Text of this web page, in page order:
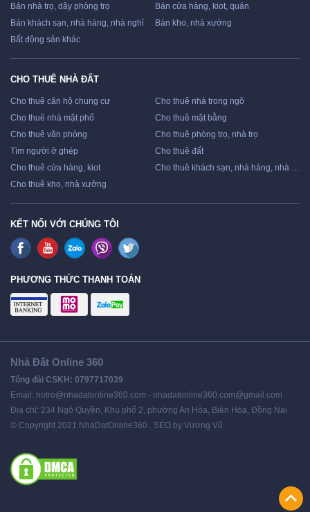
Bán nhà trọ, dãy phòng trọ
Bán cửa hàng, kiot, quán
Bán khách sạn, nhà hàng, nhà nghỉ
Bán kho, nhà xưởng
Bất động sản khác
CHO THUÊ NHÀ ĐẤT
Cho thuê căn hộ chung cư
Cho thuê nhà trong ngõ
Cho thuê nhà mặt phố
Cho thuê mặt bằng
Cho thuê văn phòng
Cho thuê phòng trọ, nhà trọ
Tìm người ở ghép
Cho thuê đất
Cho thuê cửa hàng, kiot
Cho thuê khách sạn, nhà hàng, nhà nghỉ
Cho thuê kho, nhà xưởng
KẾT NỐI VỚI CHÚNG TÔI
PHƯƠNG THỨC THANH TOÁN
Nhà Đất Online 360
Tổng đài CSKH: 0797717039
Email: hotro@nhadatonline360.com - nhadatonline360.com@gmail.com
Địa chỉ: 234 Ngô Quyền, Khu phố 2, phường An Hòa, Biên Hòa, Đồng Nai
© Copyright 2021 NhaDatOnline360 . SEO by Vương Vũ